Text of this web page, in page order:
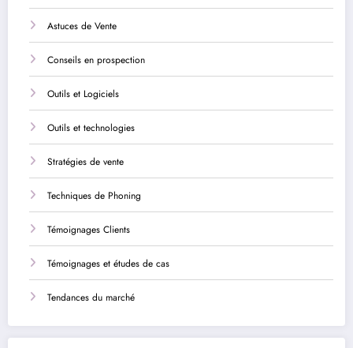
Astuces de Vente
Conseils en prospection
Outils et Logiciels
Outils et technologies
Stratégies de vente
Techniques de Phoning
Témoignages Clients
Témoignages et études de cas
Tendances du marché